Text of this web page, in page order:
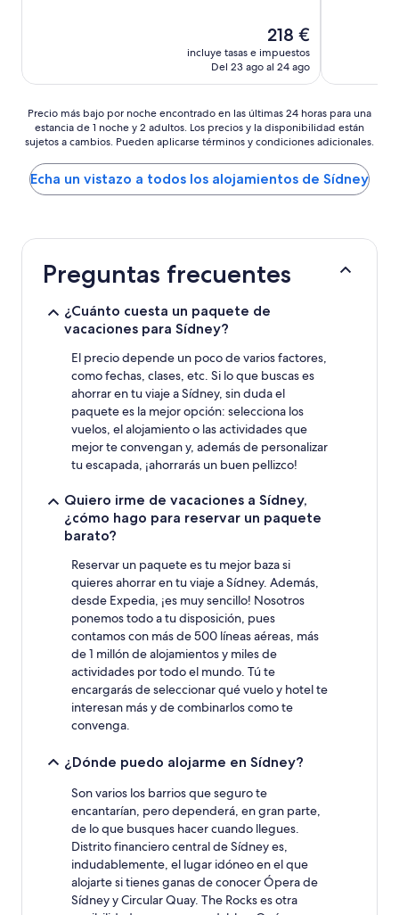
El
precio
actual
218 €
218 €
incluye tasas e impuestos
Del 23 ago al 24 ago
Precio
más
bajo
por
noche
encontrado
últimas
estancia
2 adultos.
disponibilidad
cambios.
condiciones
Precio más bajo por noche encontrado en las últimas 24 horas para una
estancia de 1 noche y 2 adultos. Los precios y la disponibilidad están
sujetos a cambios. Pueden aplicarse términos y condiciones adicionales.
Echa un vistazo a todos los alojamientos de Sídney
Preguntas frecuentes
¿Cuánto cuesta un paquete de
vacaciones para Sídney?
El precio depende un poco de varios factores,
como fechas, clases, etc. Si lo que buscas es
ahorrar en tu viaje a Sídney, sin duda el
paquete es la mejor opción: selecciona los
vuelos, el alojamiento o las actividades que
mejor te convengan y, además de personalizar
tu escapada, ¡ahorrarás un buen pellizco!
Quiero irme de vacaciones a Sídney,
¿cómo hago para reservar un paquete
barato?
Reservar un paquete es tu mejor baza si
quieres ahorrar en tu viaje a Sídney. Además,
desde Expedia, ¡es muy sencillo! Nosotros
ponemos todo a tu disposición, pues
contamos con más de 500 líneas aéreas, más
de 1 millón de alojamientos y miles de
actividades por todo el mundo. Tú te
encargarás de seleccionar qué vuelo y hotel te
interesan más y de combinarlos como te
convenga.
¿Dónde puedo alojarme en Sídney?
Son varios los barrios que seguro te
encantarían, pero dependerá, en gran parte,
de lo que busques hacer cuando llegues.
Distrito financiero central de Sídney es,
indudablemente, el lugar idóneo en el que
alojarte si tienes ganas de conocer Ópera de
Sídney y Circular Quay. The Rocks es otra